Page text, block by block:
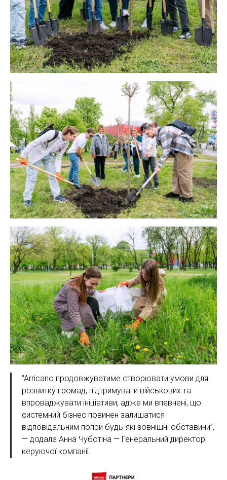
“Arricano продовжуватиме створювати умови для
розвитку громад, підтримувати військових та
впроваджувати ініціативи, адже ми впевнені, що
системний бізнес повинен залишатися
відповідальним попри будь-які зовнішні обставини”,
— додала Анна Чуботіна — Генеральний директор
керуючої компанії.